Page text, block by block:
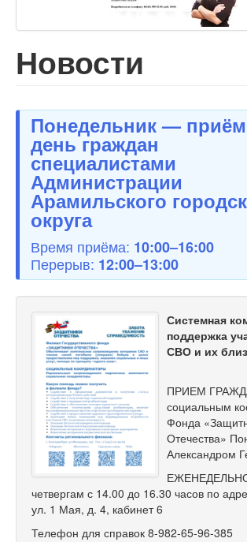
Новости
Понедельник —
день граждан
специалистами
Администрации
Арамильского
округа
Время приёма: 10:00–16:00
Перерыв: 12:00–13:00
Системная
поддержка
СВО и их
ПРИЕМ
социальным
Фонда
Отечества»
Александром
четвергам с 14.00 до 16.30 часов по
ул. 1 Мая, д. 4, кабинет 6
Телефон для справок 8-982-65-96-385